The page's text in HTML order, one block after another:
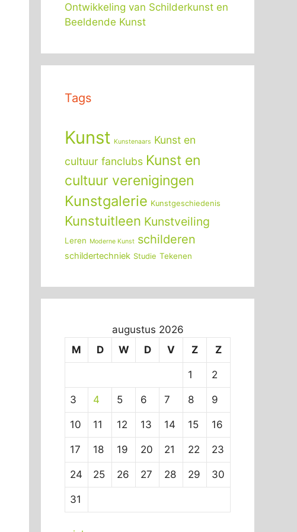
Ontwikkeling van Schilderkunst en
Beeldende Kunst
Tags
Kunst Kunstenaars Kunst en
cultuur fanclubs Kunst en
cultuur verenigingen
Kunstgalerie Kunstgeschiedenis
Kunstuitleen Kunstveiling
Leren Moderne Kunst schilderen
schildertechniek Studie Tekenen
augustus 2026
M
D W D V Z Z
1 2
3 4 5 6 7 8 9
10 11 12 13 14 15 16
17 18 19 20 21 22 23
24 25 26 27 28 29 30
31